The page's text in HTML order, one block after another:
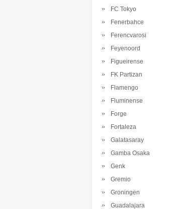
FC Tokyo
Fenerbahce
Ferencvarosi
Feyenoord
Figueirense
FK Partizan
Flamengo
Fluminense
Forge
Fortaleza
Galatasaray
Gamba Osaka
Genk
Gremio
Groningen
Guadalajara